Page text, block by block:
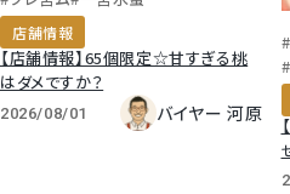
店舗情報
【店舗情報】65個限定☆甘すぎる桃
はダメですか？
2026/08/01 バイヤー 河原